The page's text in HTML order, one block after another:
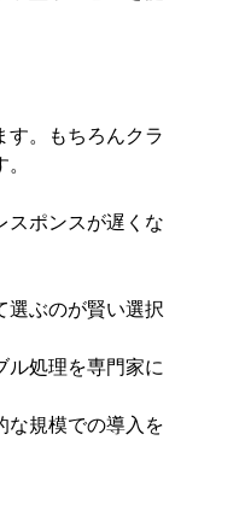
す。もちろんクラ
スポンスが遅くな
選ぶのが賢い選択
ル処理を専門家に
な規模での導入を